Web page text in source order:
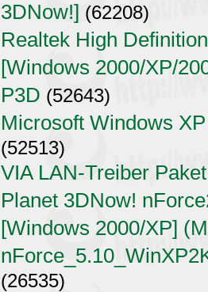
3DNow!] (62208)
Realtek High
[Windows 2000/XP/
P3D (52643)
Microsoft Windows
(52513)
VIA LAN-Treiber
Planet 3DNow!
[Windows 2000/XP]
(26535)